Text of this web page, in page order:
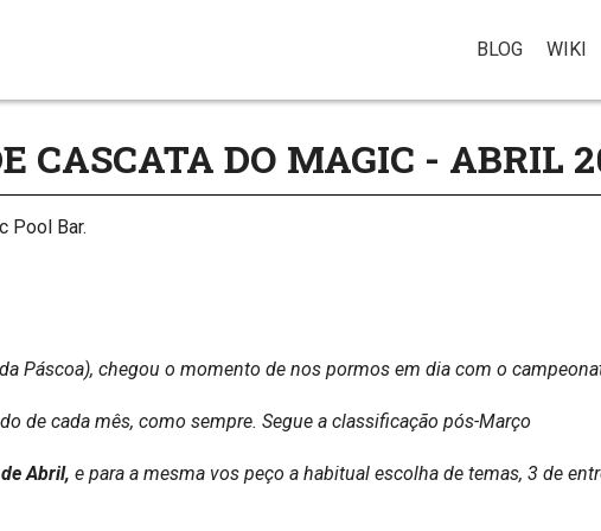
BLOG WIKI
CASCATA DO MAGIC - ABRIL
Pool Bar.
Páscoa), chegou o momento de nos pormos em dia com o
de cada mês, como sempre. Segue a classificação pós-Março
Abril, e para a mesma vos peço a habitual escolha de temas, 3 de